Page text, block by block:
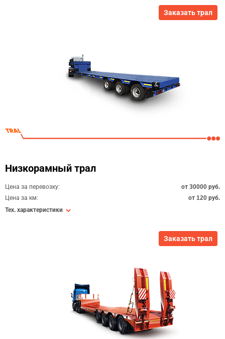
Заказать трал
Низкорамный трал
Цена за перевозку:
от 30000 руб.
Цена за км:
от 120 руб.
Тех. характеристики
Заказать трал